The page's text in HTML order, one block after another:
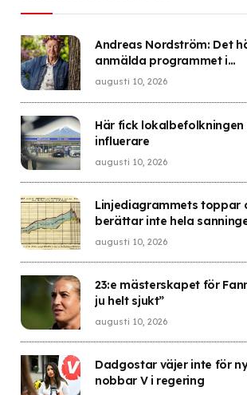
Andreas Nordström: Det
anmälda programmet i
Granskningsnämndens
augusti 10, 2026
Här fick lokalbefolkningen
influerare
augusti 10, 2026
Linjediagrammets toppar
berättar inte hela
augusti 10, 2026
23:e mästerskapet för
ju helt sjukt”
augusti 10, 2026
Dadgostar väjer inte för
nobbar V i regering